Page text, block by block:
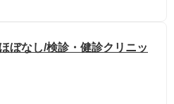
ぼなし/検診・健診クリニッ